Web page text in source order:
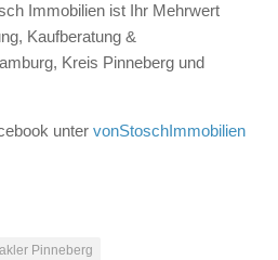
Immobilien ist Ihr Mehrwert
Kaufberatung &
Kreis Pinneberg und
unter vonStoschImmobilien
Pinneberg